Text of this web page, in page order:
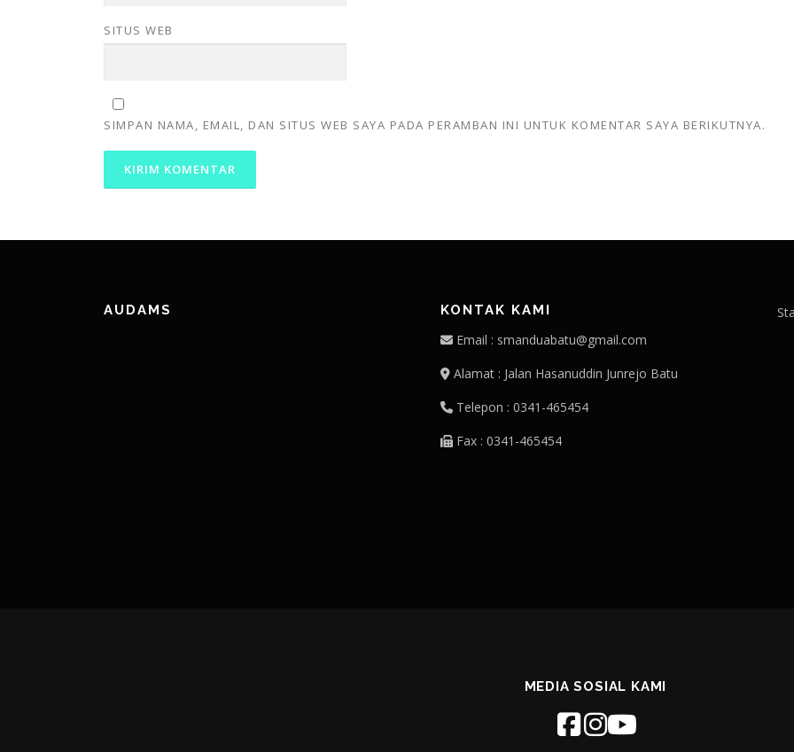
SITUS WEB
SIMPAN NAMA, EMAIL, DAN SITUS WEB SAYA PADA PERAMBAN INI UNTUK KOMENTAR SAYA BERIKUTNYA.
AUDAMS KONTAK KAMI
Email : smanduabatu@gmail.com
Alamat : Jalan Hasanuddin Junrejo Batu
Telepon : 0341-465454
Fax : 0341-465454
MEDIA SOSIAL KAMI